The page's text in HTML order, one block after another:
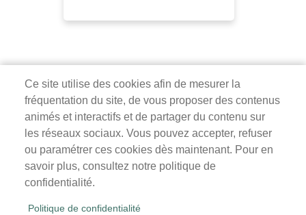
Ce site utilise des cookies afin de mesurer la
fréquentation du site, de vous proposer des contenus
animés et interactifs et de partager du contenu sur
les réseaux sociaux. Vous pouvez accepter, refuser
ou paramétrer ces cookies dès maintenant. Pour en
savoir plus, consultez notre politique de
confidentialité.
Politique de confidentialité
Mairie de Survilliers
3 rue de la Liberté
95470 Survilliers
Tél. 01 34 68 26 00